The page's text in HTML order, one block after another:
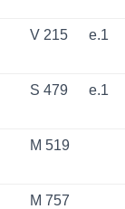
V 215 e.1
S 479 e.1
M 519
M 757